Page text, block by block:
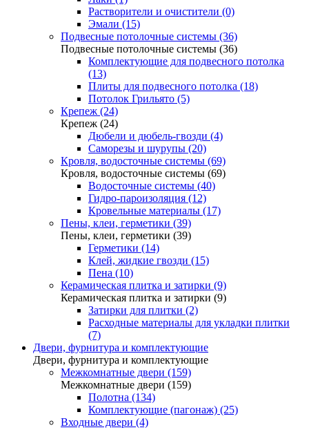
Растворители и очистители (0)
Эмали (15)
Подвесные потолочные системы (36)
Подвесные потолочные системы (36)
Комплектующие для подвесного потолка
(13)
Плиты для подвесного потолка (18)
Потолок Грильято (5)
Крепеж (24)
Крепеж (24)
Дюбели и дюбель-гвозди (4)
Саморезы и шурупы (20)
Кровля, водосточные системы (69)
Кровля, водосточные системы (69)
Водосточные системы (40)
Гидро-пароизоляция (12)
Кровельные материалы (17)
Пены, клеи, герметики (39)
Пены, клеи, герметики (39)
Герметики (14)
Клей, жидкие гвозди (15)
Пена (10)
Керамическая плитка и затирки (9)
Керамическая плитка и затирки (9)
Затирки для плитки (2)
Расходные материалы для укладки плитки
(7)
Двери, фурнитура и комплектующие
Двери, фурнитура и комплектующие
Межкомнатные двери (159)
Межкомнатные двери (159)
Полотна (134)
Комплектующие (пагонаж) (25)
Входные двери (4)